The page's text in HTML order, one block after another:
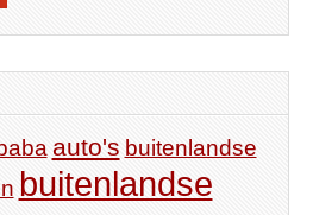
auto's buitenlandse
buitenlandse